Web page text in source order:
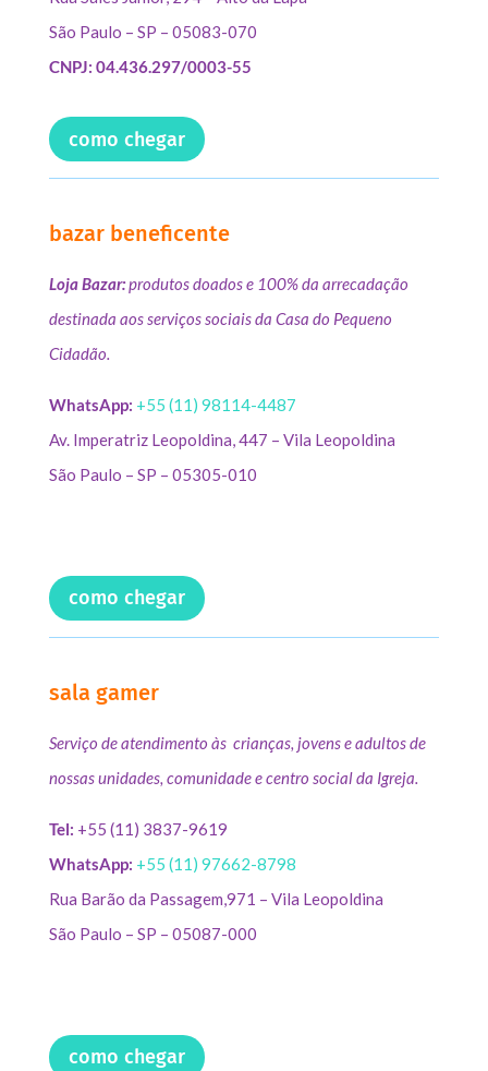
São Paulo – SP – 05083-070
CNPJ: 04.436.297/0003-55
como chegar
bazar beneficente
Loja Bazar:produtos doados e 100% da arrecadação
destinada aos serviços sociais da Casa do Pequeno
Cidadão.
WhatsApp: +55 (11) 98114-4487
Av. Imperatriz Leopoldina, 447 – Vila Leopoldina
São Paulo – SP – 05305-010
como chegar
sala gamer
Serviço de atendimento às crianças, jovens e adultos de
nossas unidades, comunidade e centro social da Igreja.
Tel: +55 (11) 3837-9619
WhatsApp: +55 (11) 97662-8798
Rua Barão da Passagem,971 – Vila Leopoldina
São Paulo – SP – 05087-000
como chegar